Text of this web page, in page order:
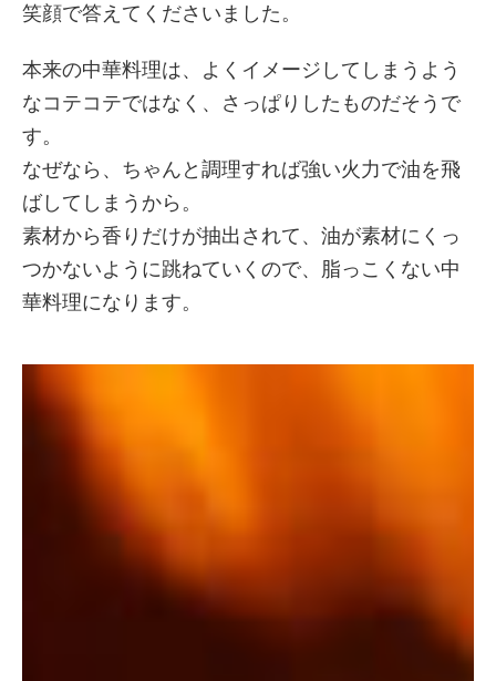
笑顔で答えてくださいました。
本来の中華料理は、よくイメージしてしまうよう
なコテコテではなく、さっぱりしたものだそうで
す。
なぜなら、ちゃんと調理すれば強い火力で油を飛
ばしてしまうから。
素材から香りだけが抽出されて、油が素材にくっ
つかないように跳ねていくので、脂っこくない中
華料理になります。